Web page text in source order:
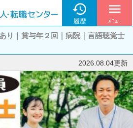

履歴
menu
ﾒﾆｭｰ
り｜賞与年２回｜病院｜言語聴覚士
2026.08.04更新